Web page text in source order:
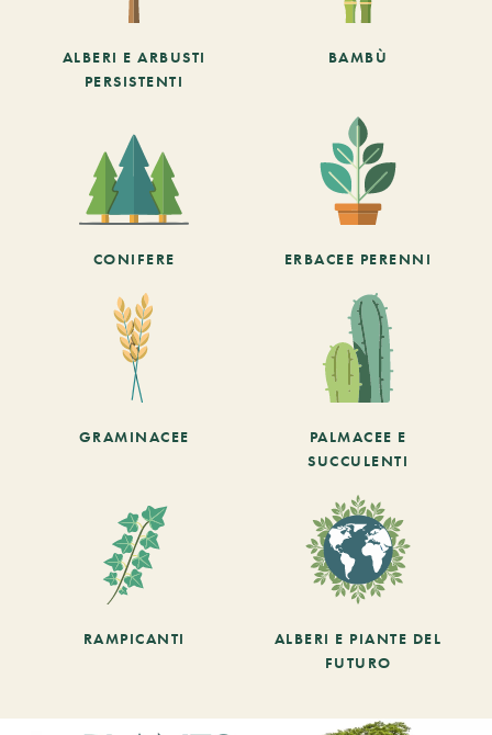
ALBERI E ARBUSTI
PERSISTENTI
BAMBÙ
CONIFERE ERBACEE PERENNI
GRAMINACEE
PALMACEE E
SUCCULENTI
RAMPICANTI
ALBERI E PIANTE DEL
FUTURO